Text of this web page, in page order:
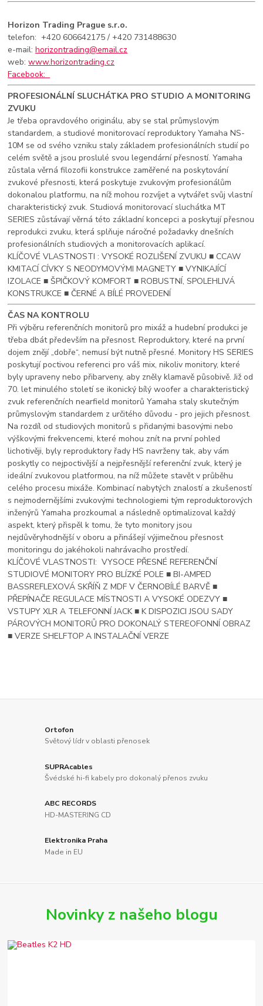
Horizon Trading Prague s.r.o.
telefon: +420 606642175 / +420 731488630
e-mail:horizontrading@email.cz
web:www.horizontrading.cz
Facebook:
PROFESIONÁLNÍ SLUCHÁTKA PRO STUDIO A MONITORING
ZVUKU
Je třeba opravdového originálu, aby se stal průmyslovým
standardem, a studiové monitorovací reproduktory Yamaha NS-
10M se od svého vzniku staly základem profesionálních studií po
celém světě a jsou proslulé svou legendární přesností. Yamaha
zůstala věrná filozofii konstrukce zaměřené na poskytování
zvukové přesnosti, která poskytuje zvukovým profesionálům
dokonalou platformu, na níž mohou rozvíjet a vytvářet svůj vlastní
charakteristický zvuk. Studiová monitorovací sluchátka MT
SERIES zůstávají věrná této základní koncepci a poskytují přesnou
reprodukci zvuku, která splňuje náročné požadavky dnešních
profesionálních studiových a monitorovacích aplikací.
KLÍČOVÉ VLASTNOSTI : VYSOKÉ ROZLIŠENÍ ZVUKU ■ CCAW
KMITACÍ CÍVKY S NEODYMOVÝMI MAGNETY ■ VYNIKAJÍCÍ
IZOLACE ■ ŠPIČKOVÝ KOMFORT ■ ROBUSTNÍ, SPOLEHLIVÁ
KONSTRUKCE ■ ČERNÉ A BÍLÉ PROVEDENÍ
ČAS NA KONTROLU
Při výběru referenčních monitorů pro mixáž a hudební produkci je
třeba dbát především na přesnost. Reproduktory, které na první
dojem znějí „dobře“, nemusí být nutně přesné. Monitory HS SERIES
poskytují poctivou referenci pro váš mix, nikoliv monitory, které
byly upraveny nebo přibarveny, aby zněly klamavě působivě. Již od
70. let minulého století se ikonický bílý woofer a charakteristický
zvuk referenčních nearfield monitorů Yamaha staly skutečným
průmyslovým standardem z určitého důvodu - pro jejich přesnost.
Na rozdíl od studiových monitorů s přidanými basovými nebo
výškovými frekvencemi, které mohou znít na první pohled
lichotivěji, byly reproduktory řady HS navrženy tak, aby vám
poskytly co nejpoctivější a nejpřesnější referenční zvuk, který je
ideální zvukovou platformou, na níž můžete stavět v průběhu
celého procesu mixáže. Kombinací nabytých znalostí a zkušeností
s nejmodernějšími zvukovými technologiemi tým reproduktorových
inženýrů Yamaha prozkoumal a následně optimalizoval každý
aspekt, který přispěl k tomu, že tyto monitory jsou
nejdůvěryhodnější v oboru a přinášejí výjimečnou přesnost
monitoringu do jakéhokoli nahrávacího prostředí.
KLÍČOVÉ VLASTNOSTI: VYSOCE PŘESNÉ REFERENČNÍ
STUDIOVÉ MONITORY PRO BLÍZKÉ POLE ■ BI-AMPED
BASSREFLEXOVÁ SKŘÍŇ Z MDF V ČERNOBÍLÉ BARVĚ ■
PŘEPÍNAČE REGULACE MÍSTNOSTI A VYSOKÉ ODEZVY ■
VSTUPY XLR A TELEFONNÍ JACK ■ K DISPOZICI JSOU SADY
PÁROVÝCH MONITORŮ PRO DOKONALÝ STEREOFONNÍ OBRAZ
■ VERZE SHELFTOP A INSTALAČNÍ VERZE
Ortofon
Světový lídr v oblasti přenosek
SUPRAcables
Švédské hi-fi kabely pro dokonalý přenos zvuku
ABC RECORDS
HD-MASTERING CD
Elektronika Praha
Made in EU
Novinky z našeho blogu